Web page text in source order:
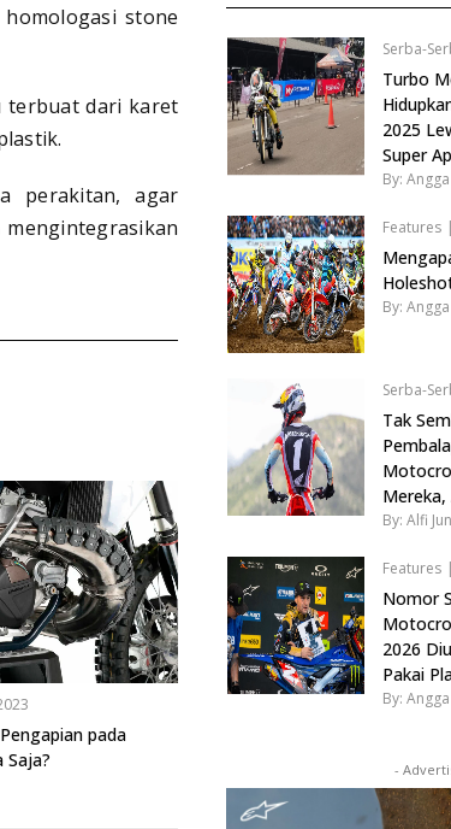
stone
terbuat dari karet
perakitan, agar
pada
Saja?
Serba-
Turbo
2025
Super
By:
Features |
By:
Serba-
Tak
Mereka,
By: Alfi
Features |
Nomor
2026
Pakai
By:
-